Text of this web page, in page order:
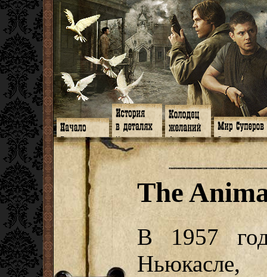
Главная
Программа
Форум
Facebook
Гостевая
Книги
Галереи
Музыка
Видео
Субтитры
Заметки
Мысли
Откровение
Арт-кафе
Игромания
Фанфики
Фанарт
Анекдоты
Передоз
Страшилки
Знакомство
Обитатели
Семейное
Дневник
Арсенал
СИЗО
Суперы от и
The
В 1957
Ньюкасле,